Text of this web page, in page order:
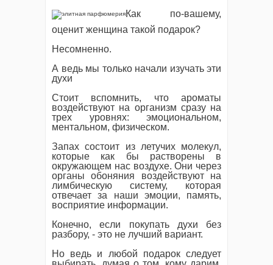
Как по-вашему,
оценит женщина такой подарок?
Несомненно.
А ведь мы только начали изучать эти
духи
Стоит вспомнить, что ароматы
воздействуют на организм сразу на
трех уровнях: эмоциональном,
ментальном, физическом.
Запах состоит из летучих молекул,
которые как бы растворены в
окружающем нас воздухе. Они через
органы обоняния воздействуют на
лимбическую систему, которая
отвечает за наши эмоции, память,
восприятие информации.
Конечно, если покупать духи без
разбору, - это не лучший вариант.
Но ведь и любой подарок следует